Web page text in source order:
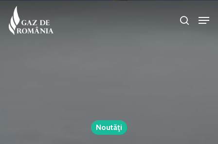
Skip
main
search
Noutăţi